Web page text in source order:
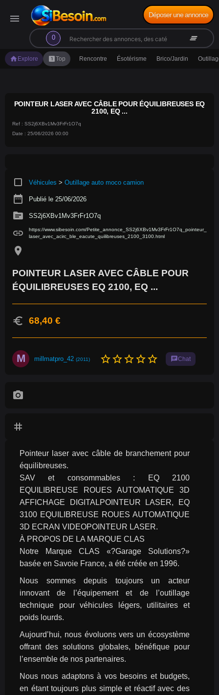
menu
0
search clear_all
Déposer une annonce
home Explore looks_oneTop Rencontre Ésotérisme Brico/Jardin
POINTEUR LASER AVEC CÂBLE POUR ÉQUILIBREUSES EQ
2100, EQ ...
Ref : SS2j6XBv1Mv3FrFr1O7q
Date : 25/06/2026 00:00
crop_square Véhicules > Outillage auto moco camion
date_range Publié le 25/06/2026
source SS2j6XBv1Mv3FrFr1O7q
link
https://www.sibesoin.com/Petite_annonce_SS2j6XBv1Mv3FrFr1O7q_pointeur_
laser_avec_acirc_ble_eacute_quilibreuses_2100_3100.html
location_on
POINTEUR LASER AVEC CÂBLE POUR
ÉQUILIBREUSES EQ 2100, EQ ...
euro 68,40 €
M millmatpro_42 (2011) star_borderstar_borderstar_borderstar_borderstar_border chatChat
photo_camera
tag
Pointeur laser avec câble de branchement pour
équilibreuses.
SAV et consommables : EQ 2100
EQUILIBREUSE ROUES AUTOMATIQUE 3D
AFFICHAGE DIGITALPOINTEUR LASER, EQ
3100 EQUILIBREUSE ROUES AUTOMATIQUE
3D ECRAN VIDEOPOINTEUR LASER.
À PROPOS DE LA MARQUE CLAS
Notre Marque CLAS «?Garage Solutions?»
basée en Savoie France, a été créée en 1996.
Nous sommes depuis toujours un acteur
innovant de l’équipement et de l’outillage
technique pour véhicules légers, utilitaires et
poids lourds.
Aujourd’hui, nous évoluons vers un écosystème
offrant des solutions globales, bénéfique pour
l’ensemble de nos partenaires.
Nous nous adaptons à vos besoins et budgets,
en étant toujours plus simple et réactif avec des